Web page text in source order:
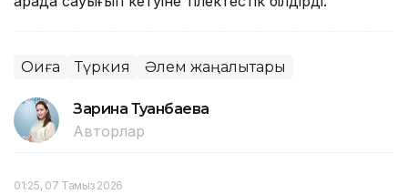
Оқиға Түркия Әлем жаңалықтары
Зарина Туғанбаева
Авторлар
01:25, 07 Тамыз 2026